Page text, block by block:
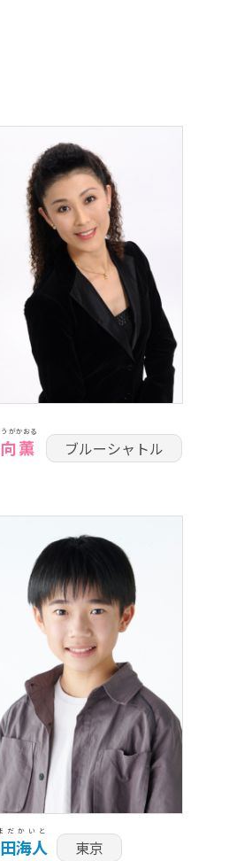
が
薫
かおる
ブルーシャトル
だ
海人
かいと
東京